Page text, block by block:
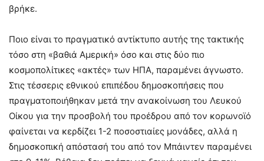
βρήκε.
Ποιο είναι το πραγματικό αντίκτυπο αυτής της τακτικής
τόσο στη «βαθιά Αμερική» όσο και στις δύο πιο
κοσμοπολίτικες «ακτές» των ΗΠΑ, παραμένει άγνωστο.
Στις τέσσερις εθνικού επιπέδου δημοσκοπήσεις που
πραγματοποιήθηκαν μετά την ανακοίνωση του Λευκού
Οίκου για την προσβολή του προέδρου από τον κορωνοϊό
φαίνεται να κερδίζει 1-2 ποσοστιαίες μονάδες, αλλά η
δημοσκοπική απόστασή του από τον Μπάιντεν παραμένει